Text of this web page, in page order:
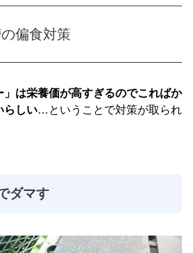
偏食対策
」は栄養価が高すぎるのでこればか
らしい…ということで対策が取られ
ダマす